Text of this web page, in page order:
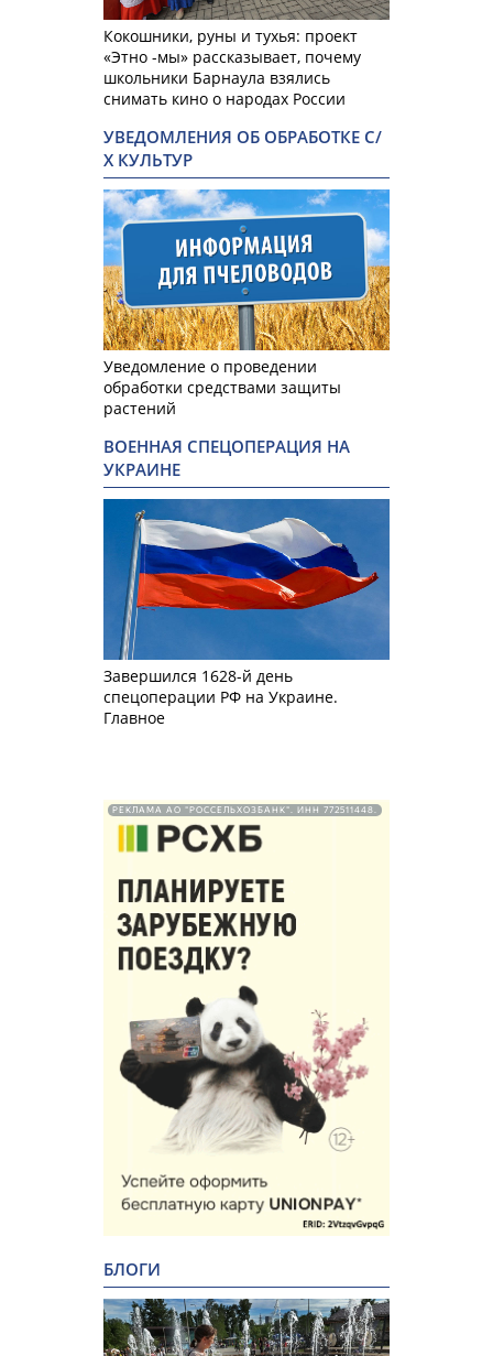
Кокошники, руны и тухья: проект
«Этно -мы» рассказывает, почему
школьники Барнаула взялись
снимать кино о народах России
УВЕДОМЛЕНИЯ ОБ ОБРАБОТКЕ С/
Х КУЛЬТУР
Уведомление о проведении
обработки средствами защиты
растений
ВОЕННАЯ СПЕЦОПЕРАЦИЯ НА
УКРАИНЕ
Завершился 1628-й день
спецоперации РФ на Украине.
Главное
РЕКЛАМА АО "РОССЕЛЬХОЗБАНК". ИНН 772511448.
БЛОГИ